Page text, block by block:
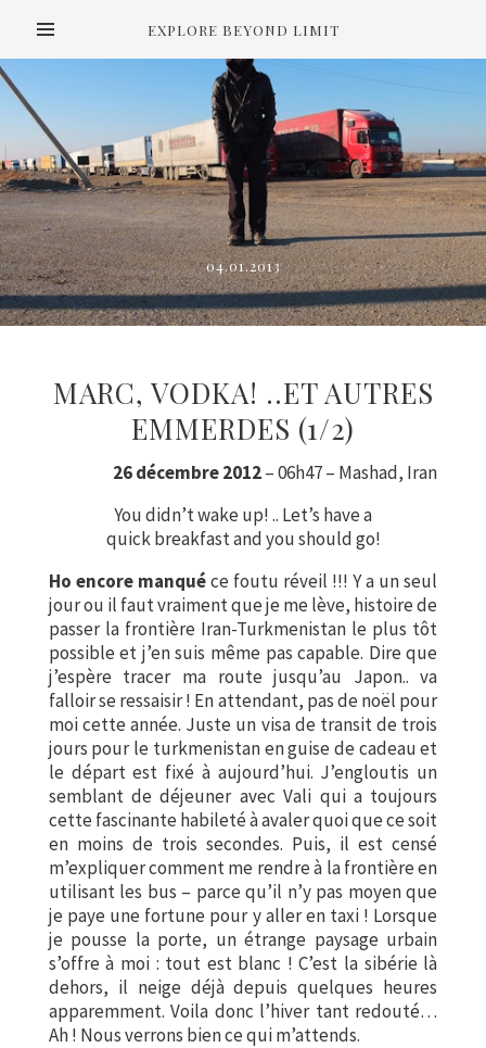
EXPLORE BEYOND LIMIT
04.01.2013
MARC, VODKA! ..ET AUTRES
EMMERDES (1/2)
26 décembre 2012– 06h47 – Mashad, Iran
You didn’t wake up! .. Let’s have a
quick breakfast and you should go!
Ho encore manquéce foutu réveil !!! Y a un seul
jour ou il faut vraiment que je me lève, histoire de
passer la frontière Iran-Turkmenistan le plus tôt
possible et j’en suis même pas capable. Dire que
j’espère tracer ma route jusqu’au Japon.. va
falloir se ressaisir ! En attendant, pas de noël pour
moi cette année. Juste un visa de transit de trois
jours pour le turkmenistan en guise de cadeau et
le départ est fixé à aujourd’hui. J’engloutis un
semblant de déjeuner avec Vali qui a toujours
cette fascinante habileté à avaler quoi que ce soit
en moins de trois secondes. Puis, il est censé
m’expliquer comment me rendre à la frontière en
utilisant les bus – parce qu’il n’y pas moyen que
je paye une fortune pour y aller en taxi ! Lorsque
je pousse la porte, un étrange paysage urbain
s’offre à moi : tout est blanc ! C’est la sibérie là
dehors, il neige déjà depuis quelques heures
apparemment. Voila donc l’hiver tant redouté…
Ah ! Nous verrons bien ce qui m’attends.